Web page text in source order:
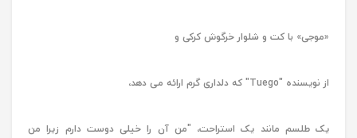
«موجی» با کت و شلوار خرگوش کرکی و
از نویسنده "Tuego" که دلداری گرم ارائه می دهد،
یک طلسم مانند یک استراحت، "من آن را خیلی دوست دارم زیرا من